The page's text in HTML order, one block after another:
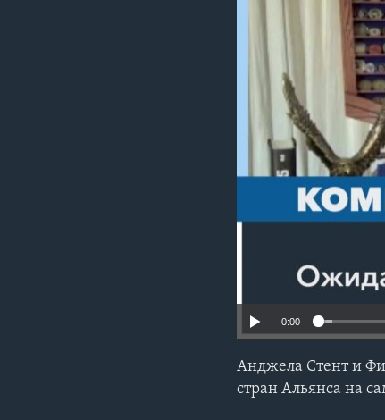
0:00
Анджела Стент и
стран Альянса на